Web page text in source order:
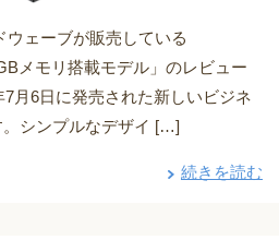
ェーブが販売している
メモリ搭載モデル」のレビュー
月6日に発売された新しいビジネ
。シンプルなデザイ […]
続きを読む